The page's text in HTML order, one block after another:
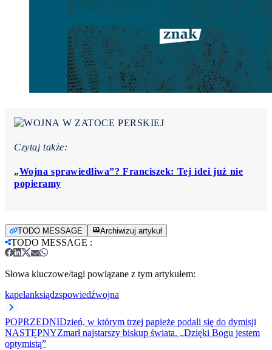
Czytaj także:
„Wojna sprawiedliwa”? Franciszek: Tej idei już nie
popieramy
TODO MESSAGE Archiwizuj artykuł
TODO MESSAGE :
Słowa kluczowe/tagi powiązane z tym artykułem:
kapelanksiądzspowiedźwojna
POPRZEDNIDzień, w którym trzej papieże podali się do dymisji
NASTĘPNYZmarł najstarszy biskup świata. „Dzięki Bogu jestem
optymistą”